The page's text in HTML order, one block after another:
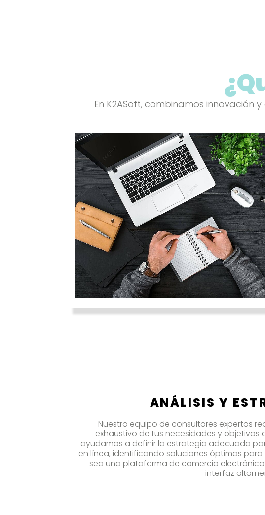
En K2ASoft, combinamos innovación
ANÁLISIS Y
Nuestro equipo de consultores expertos
exhaustivo de tus necesidades y objetivos
ayudamos a definir la estrategia adecuada
en línea, identificando soluciones óptimas para
sea una plataforma de comercio
interfaz